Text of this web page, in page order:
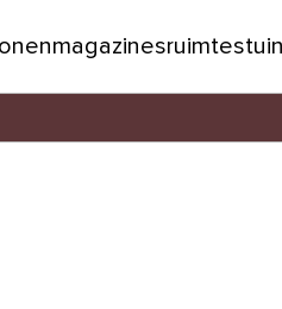
magazinesruimtestuin